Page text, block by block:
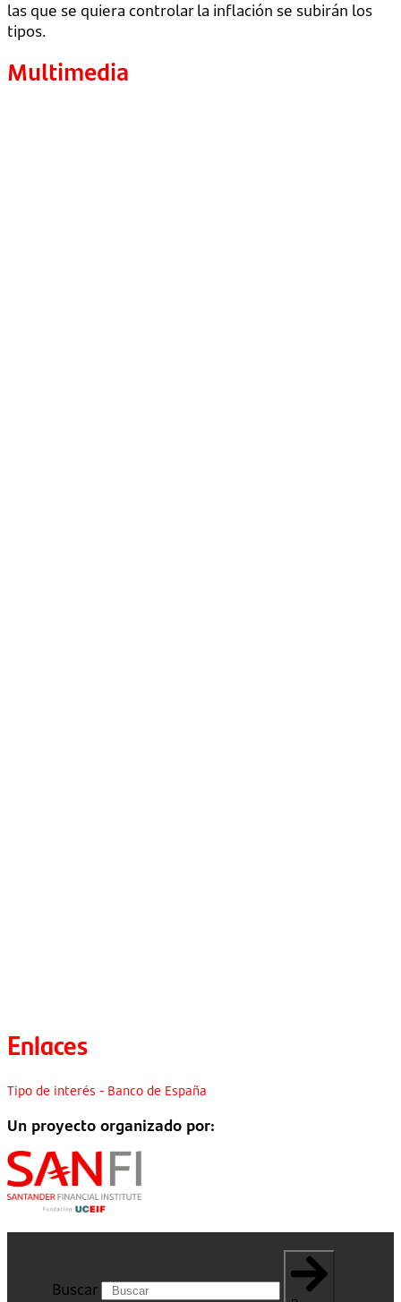
las que se quiera controlar la inflación se subirán los
tipos.
Enlaces
Tipo de interés - Banco de España
Un proyecto organizado por:
Buscar